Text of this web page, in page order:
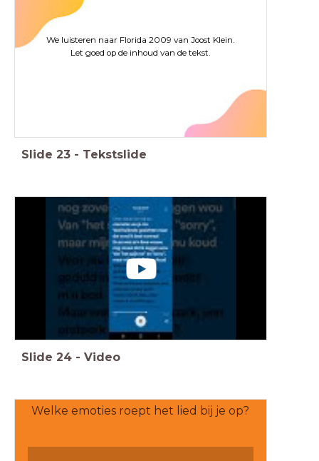
We luisteren naar Florida 2009 van Joost Klein.
Let goed op de inhoud van de tekst.
Slide 23 - Tekstslide
Slide 24 - Video
Welke emoties roept het lied bij je op?